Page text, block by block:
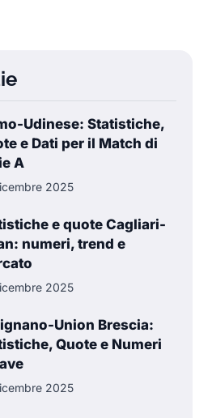
Udinese: Statistiche,
e Dati per il Match di
A
2025
e quote Cagliari-
numeri, trend e
2025
Union Brescia:
Quote e Numeri
2025